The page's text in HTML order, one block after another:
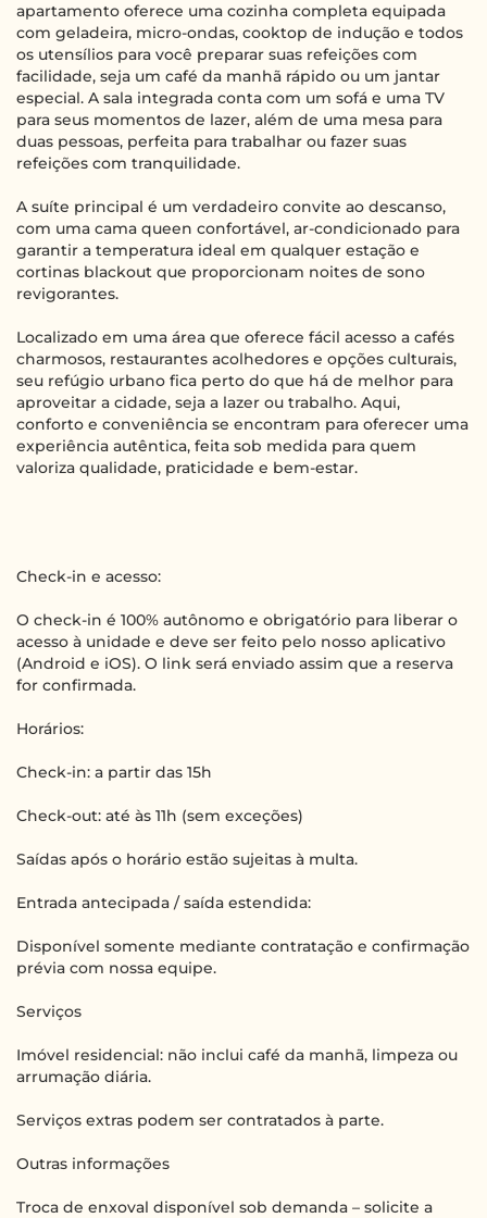
apartamento oferece uma cozinha completa equipada
com geladeira, micro-ondas, cooktop de indução e todos
os utensílios para você preparar suas refeições com
facilidade, seja um café da manhã rápido ou um jantar
especial. A sala integrada conta com um sofá e uma TV
para seus momentos de lazer, além de uma mesa para
duas pessoas, perfeita para trabalhar ou fazer suas
refeições com tranquilidade.
A suíte principal é um verdadeiro convite ao descanso,
com uma cama queen confortável, ar-condicionado para
garantir a temperatura ideal em qualquer estação e
cortinas blackout que proporcionam noites de sono
revigorantes.
Localizado em uma área que oferece fácil acesso a cafés
charmosos, restaurantes acolhedores e opções culturais,
seu refúgio urbano fica perto do que há de melhor para
aproveitar a cidade, seja a lazer ou trabalho. Aqui,
conforto e conveniência se encontram para oferecer uma
experiência autêntica, feita sob medida para quem
valoriza qualidade, praticidade e bem-estar.
Check-in e acesso:
O check-in é 100% autônomo e obrigatório para liberar o
acesso à unidade e deve ser feito pelo nosso aplicativo
(Android e iOS). O link será enviado assim que a reserva
for confirmada.
Horários:
Check-in: a partir das 15h
Check-out: até às 11h (sem exceções)
Saídas após o horário estão sujeitas à multa.
Entrada antecipada / saída estendida:
Disponível somente mediante contratação e confirmação
prévia com nossa equipe.
Serviços
Imóvel residencial: não inclui café da manhã, limpeza ou
arrumação diária.
Serviços extras podem ser contratados à parte.
Outras informações
Troca de enxoval disponível sob demanda – solicite a